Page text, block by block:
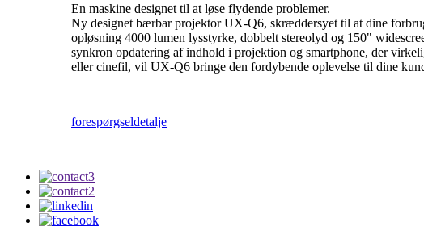
En maskine designet til at løse flydende problemer.
Ny designet bærbar projektor UX-Q6, skræddersyet til at dine
opløsning 4000 lumen lysstyrke, dobbelt stereolyd og 150"
synkron opdatering af indhold i projektion og smartphone, der
eller cinefil, vil UX-Q6 bringe den fordybende oplevelse til dine
forespørgseldetalje